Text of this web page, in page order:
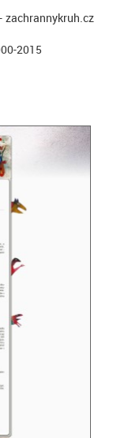
zachrannykruh.cz
2015